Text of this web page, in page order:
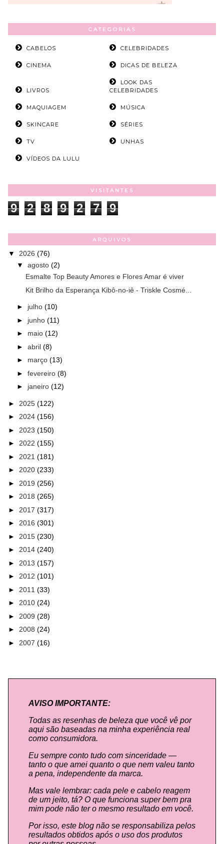
CATEGORIAS
CABELOS CELEBRIDADES
CINEMA DICAS DE BELEZA
LIVROS
LOOK DAS
CELEBRIDADES
MAQUIAGEM MÚSICA
SKINCARE SÉRIES
TV UNHAS
VÍDEOS DA LULU
VISITANTES
9 2 8 9 2 7 9
ARQUIVOS
▼ 2026 (76)
▼ agosto (2)
Esmalte Top Beauty Amores e Flores Amar é viver
Kit Brilho da Esperança Kibô-no-iê - Triskle Cosmé...
► julho (10)
► junho (11)
► maio (12)
► abril (8)
► março (13)
► fevereiro (8)
► janeiro (12)
► 2025 (122)
► 2024 (156)
► 2023 (150)
► 2022 (155)
► 2021 (181)
► 2020 (233)
► 2019 (256)
► 2018 (265)
► 2017 (317)
► 2016 (301)
► 2015 (230)
► 2014 (240)
► 2013 (157)
► 2012 (101)
► 2011 (33)
► 2010 (24)
► 2009 (28)
► 2008 (24)
► 2007 (16)
AVISO IMPORTANTE:
Todas as resenhas de beleza que você vê por
aqui são baseadas na minha experiência real
como consumidora.
Eu sempre conto tudo com sinceridade —
tanto o que amei quanto o que nem valeu tanto
a pena, independente da marca.
Mas vale lembrar: cada pele e cabelo reagem
de um jeito, tá? O que funciona super bem pra
mim pode não ter o mesmo resultado em você.
Por isso, este blog não se responsabiliza pelos
resultados obtidos após o uso dos produtos